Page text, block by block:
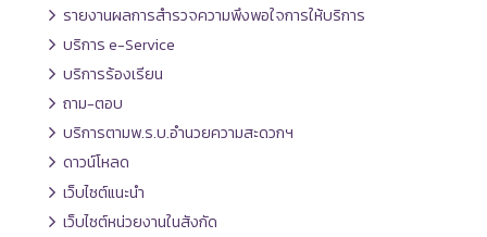
รายงานผลการสำรวจความพึงพอใจการให้บริการ
บริการ e-Service
บริการร้องเรียน
ถาม-ตอบ
บริการตามพ.ร.บ.อำนวยความสะดวกฯ
ดาวน์โหลด
เว็บไซต์แนะนำ
เว็บไซต์หน่วยงานในสังกัด